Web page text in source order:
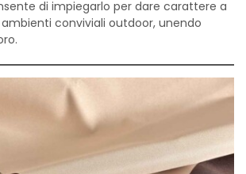
di impiegarlo per dare carattere a
ambienti conviviali outdoor, unendo